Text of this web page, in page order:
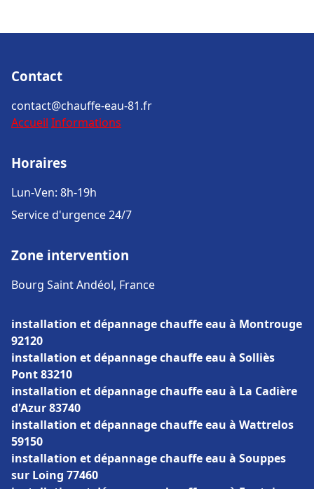
Contact
contact@chauffe-eau-81.fr
Accueil Informations
Horaires
Lun-Ven: 8h-19h
Service d'urgence 24/7
Zone intervention
Bourg Saint Andéol, France
installation et dépannage chauffe eau à Montrouge
92120
installation et dépannage chauffe eau à Solliès
Pont 83210
installation et dépannage chauffe eau à La Cadière
d'Azur 83740
installation et dépannage chauffe eau à Wattrelos
59150
installation et dépannage chauffe eau à Souppes
sur Loing 77460